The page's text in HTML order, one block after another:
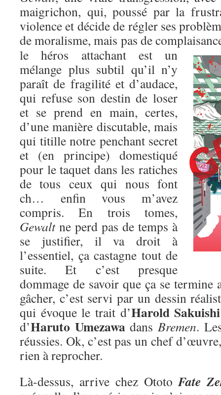
maigrichon, qui, poussé par la
violence et décide de régler ses
de moralisme, mais pas de
le héros attachant est un
mélange plus subtil qu’il n’y
paraît de fragilité et d’audace,
qui refuse son destin de loser
et se prend en main, certes,
d’une manière discutable, mais
qui titille notre penchant secret
et (en principe) domestiqué
pour le taquet dans les ratiches
de tous ceux qui nous font
ch… enfin vous m’avez
compris. En trois tomes,
Gewaltne perd pas de temps à
se justifier, il va droit à
l’essentiel, ça castagne tout de
suite. Et c’est presque
dommage de savoir que ça se
gâcher, c’est servi par un dessin
qui évoque le trait d’Harold Sakuishi
d’Haruto UmezawadansBremen.
réussies. Ok, c’est pas un chef
rien à reprocher.
Là-dessus, arrive chez OtotoFate